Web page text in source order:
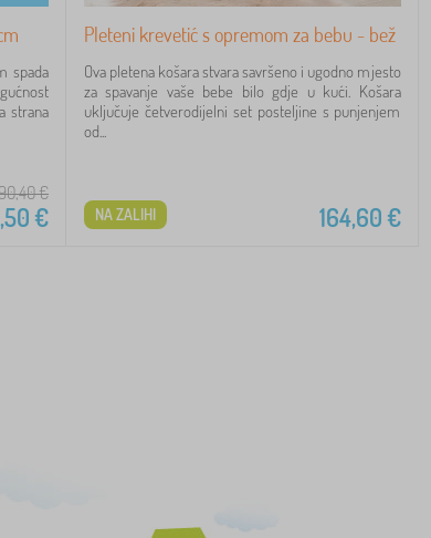
spada
strana
€
€
Pleteni krevetić s opremom za bebu - bež
Ova pletena košara stvara savršeno i ugodno mjesto
za spavanje vaše bebe bilo gdje u kući. Košara
uključuje četverodijelni set posteljine s punjenjem
od...
164,60€
NA ZALIHI